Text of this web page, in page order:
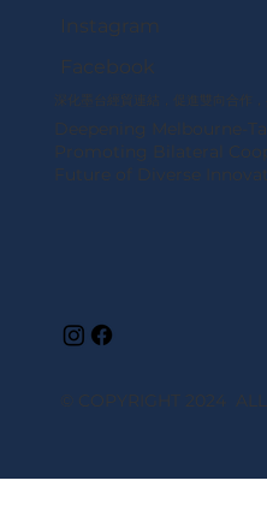
Instagram
Facebook
深化墨台經貿連結，促進雙向合作
Deepening Melbourne-
Promoting Bilateral
Future of Diverse
© COPYRIGHT 2024